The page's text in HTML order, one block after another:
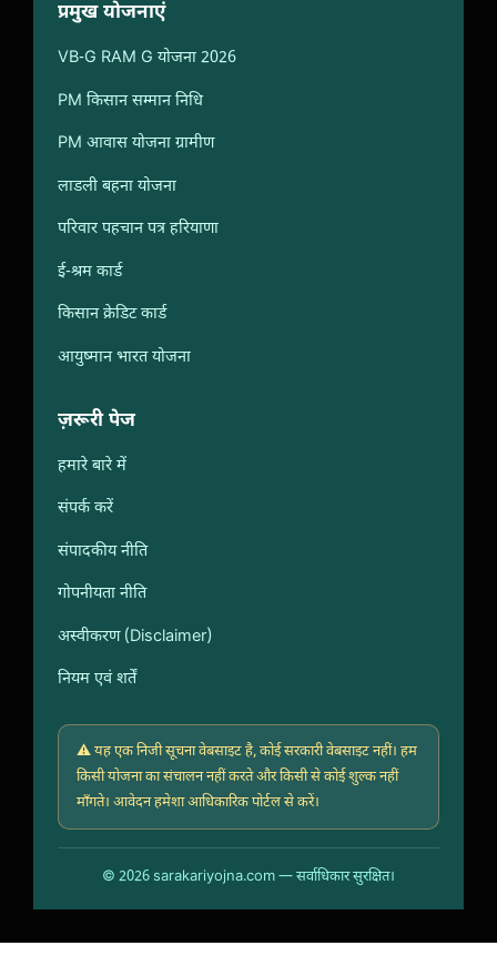
प्रमुख योजनाएं
VB-G RAM G योजना 2026
PM किसान सम्मान निधि
PM आवास योजना ग्रामीण
लाडली बहना योजना
परिवार पहचान पत्र हरियाणा
ई-श्रम कार्ड
किसान क्रेडिट कार्ड
आयुष्मान भारत योजना
ज़रूरी पेज
हमारे बारे में
संपर्क करें
संपादकीय नीति
गोपनीयता नीति
अस्वीकरण (Disclaimer)
नियम एवं शर्तें
⚠️ यह एक निजी सूचना वेबसाइट है, कोई सरकारी वेबसाइट नहीं। हम
किसी योजना का संचालन नहीं करते और किसी से कोई शुल्क नहीं
माँगते। आवेदन हमेशा आधिकारिक पोर्टल से करें।
© 2026 sarakariyojna.com — सर्वाधिकार सुरक्षित।